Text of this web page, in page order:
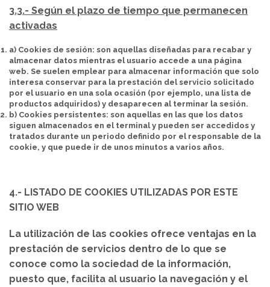
3.3.- Según el plazo de tiempo que permanecen
activadas
a) Cookies de sesión: son aquellas diseñadas para recabar y
almacenar datos mientras el usuario accede a una página
web. Se suelen emplear para almacenar información que solo
interesa conservar para la prestación del servicio solicitado
por el usuario en una sola ocasión (por ejemplo, una lista de
productos adquiridos) y desaparecen al terminar la sesión.
b) Cookies persistentes: son aquellas en las que los datos
siguen almacenados en el terminal y pueden ser accedidos y
tratados durante un periodo definido por el responsable de la
cookie, y que puede ir de unos minutos a varios años.
4.- LISTADO DE COOKIES UTILIZADAS POR ESTE
SITIO WEB
La utilización de las cookies ofrece ventajas en la
prestación de servicios dentro de lo que se
conoce como la sociedad de la información,
puesto que, facilita al usuario la navegación y el